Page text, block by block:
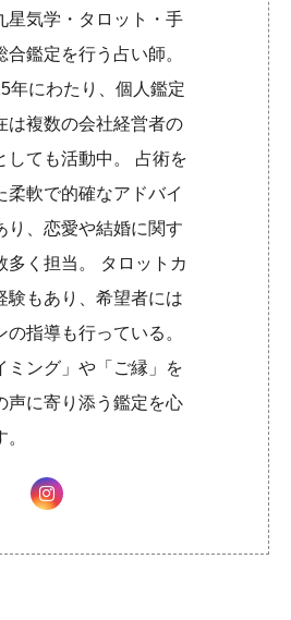
星気学・タロット・手
合鑑定を行う占い師。
年にわたり、個人鑑定
は複数の会社経営者の
しても活動中。 占術を
柔軟で的確なアドバイ
り、恋愛や結婚に関す
多く担当。 タロットカ
験もあり、希望者には
の指導も行っている。
ミング」や「ご縁」を
声に寄り添う鑑定を心